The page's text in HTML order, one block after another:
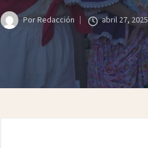
Publicado
PorRedacción abril 27, 2025